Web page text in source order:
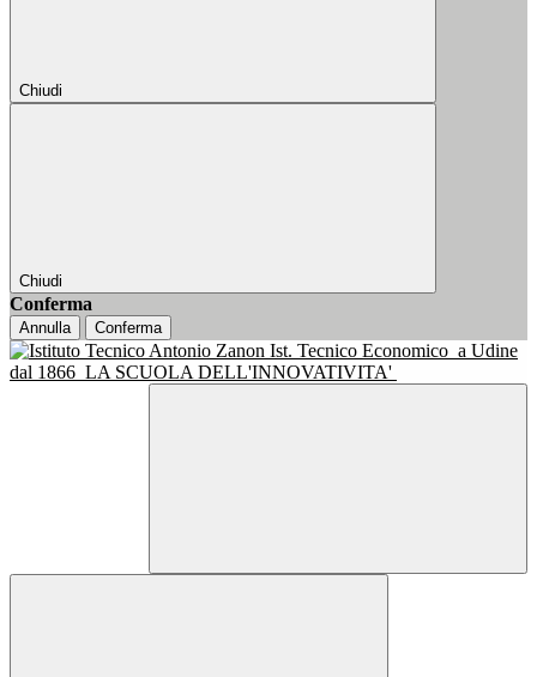
Chiudi
Chiudi
Conferma
Annulla Conferma
Ist. Tecnico Economico a Udine
dal 1866 LA SCUOLA DELL'INNOVATIVITA'